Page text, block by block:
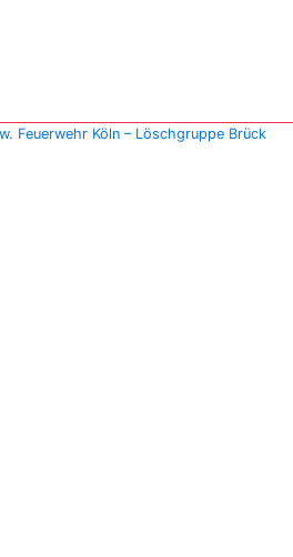
Feuerwehr Köln – Löschgruppe Brück